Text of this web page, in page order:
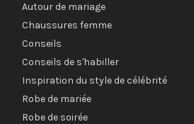
Autour de mariage
Chaussures femme
Conseils
Conseils de s'habiller
Inspiration du style de célébrité
Robe de mariée
Robe de soirée